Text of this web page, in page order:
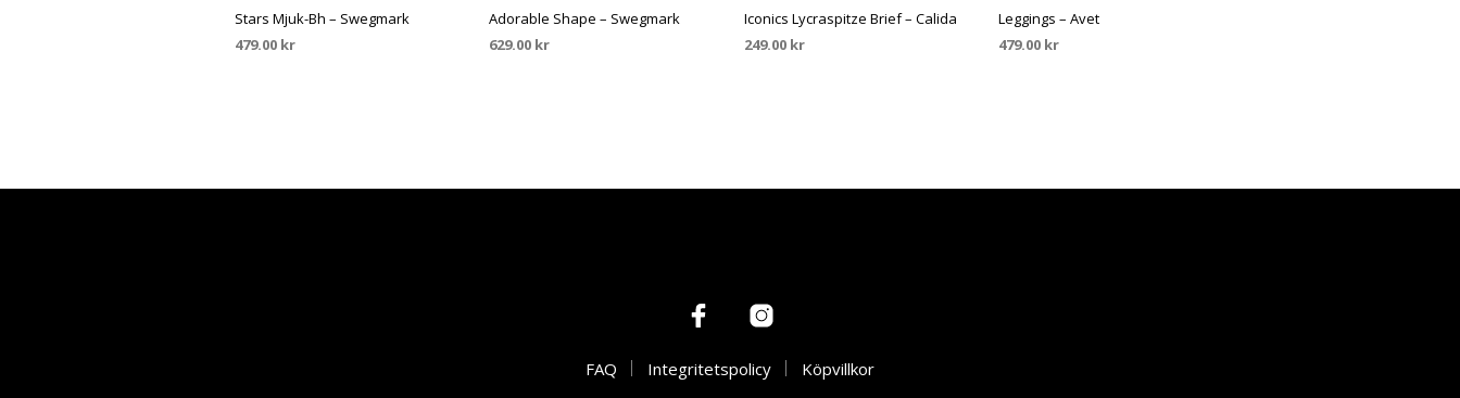
Stars Mjuk-Bh – Swegmark
479.00 kr
Adorable Shape – Swegmark
629.00 kr
Iconics Lycraspitze Brief – Calida
249.00 kr
Leggings – Avet
479.00 kr
FAQ Integritetspolicy Köpvillkor